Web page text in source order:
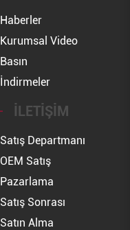
Haberler
Kurumsal Video
Basın
İndirmeler
İLETIŞIM
Satış Departmanı
OEM Satış
Pazarlama
Satış Sonrası
Satın Alma